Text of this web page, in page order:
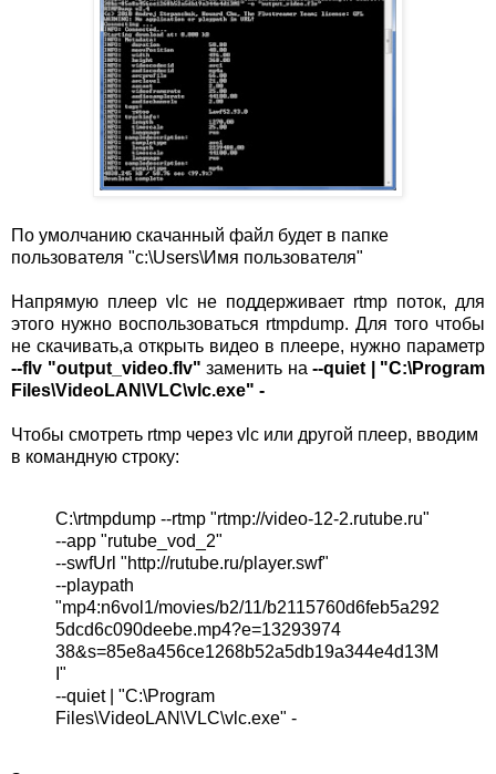
По умолчанию скачанный файл будет в папке
пользователя "c:\Users\Имя пользователя"
Напрямую плеер vlc не поддерживает rtmp поток, для
этого нужно воспользоваться rtmpdump. Для того чтобы
не скачивать,а открыть видео в плеере, нужно параметр
--flv "output_video.flv" заменить на --quiet | "C:\Program
Files\VideoLAN\VLC\vlc.exe" -
Чтобы смотреть rtmp через vlc или другой плеер, вводим
в командную строку:
C:\rtmpdump --rtmp "rtmp://video-12-2.rutube.ru"
--app "rutube_vod_2"
--swfUrl "http://rutube.ru/player.swf"
--playpath
"mp4:n6vol1/movies/b2/11/b2115760d6feb5a292
5dcd6c090deebe.mp4?e=13293974
38&s=85e8a456ce1268b52a5db19a344e4d13M
I"
--quiet | "C:\Program
Files\VideoLAN\VLC\vlc.exe" -